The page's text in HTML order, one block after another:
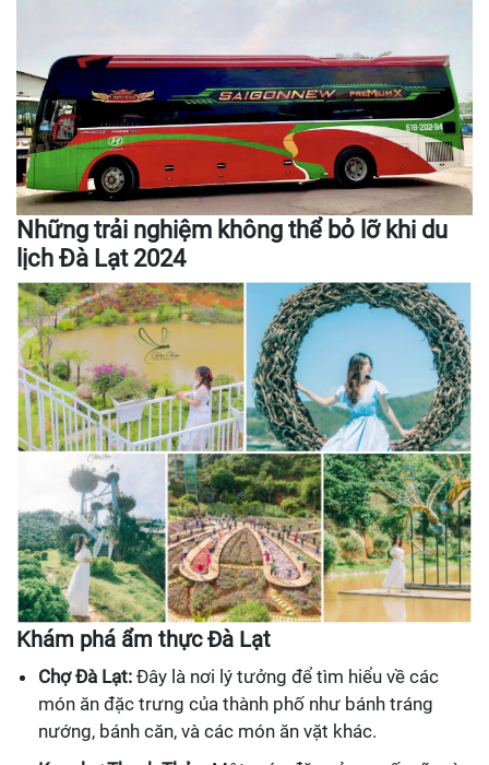
Những trải nghiệm không thể bỏ lỡ khi du
lịch Đà Lạt 2024
Khám phá ẩm thực Đà Lạt
Chợ Đà Lạt: Đây là nơi lý tưởng để tìm hiểu về các
món ăn đặc trưng của thành phố như bánh tráng
nướng, bánh căn, và các món ăn vặt khác.